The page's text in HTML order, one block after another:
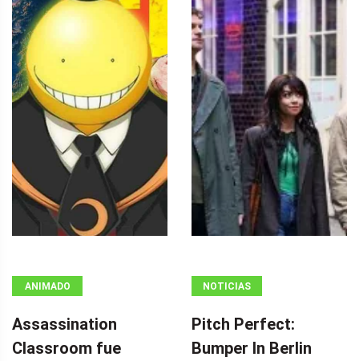
ANIMADO
Assassination
Classroom fue
NOTICIAS
Pitch Perfect:
Bumper In Berlin